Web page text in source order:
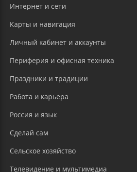
Интернет и сети
Карты и навигация
Личный кабинет и аккаунты
Периферия и офисная техника
Праздники и традиции
Работа и карьера
Россия и язык
Сделай сам
Сельское хозяйство
Телевидение и мультимедиа